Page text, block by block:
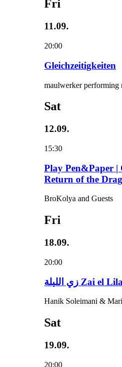
Fri
11.09.
20:00
Gleichzeitigkeiten
maulwerker performing
Sat
12.09.
15:30
Play Pen&Paper |
Return of the
BroKolya and Guests
Fri
18.09.
20:00
زي‌ اللیلة Zai el Lila
Hanik Soleimani &
Sat
19.09.
20:00